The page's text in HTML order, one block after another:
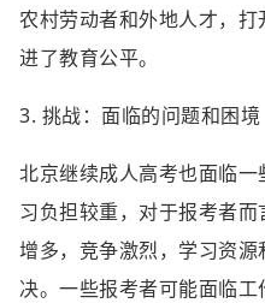
农村劳动者和外地人才，
进了教育公平。
3. 挑战：面临的问题和困境
北京继续成人高考也面临
习负担较重，对于报考者
增多，竞争激烈，学习资
决。一些报考者可能面临